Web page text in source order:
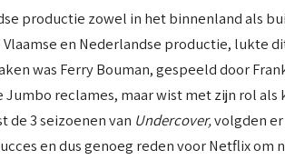
productie zowel in het binnenland als
en Nederlandse productie, lukte
was Ferry Bouman, gespeeld door
Jumbo reclames, maar wist met zijn rol
de 3 seizoenen van Undercover,volgden
en dus genoeg reden voor Netflix om